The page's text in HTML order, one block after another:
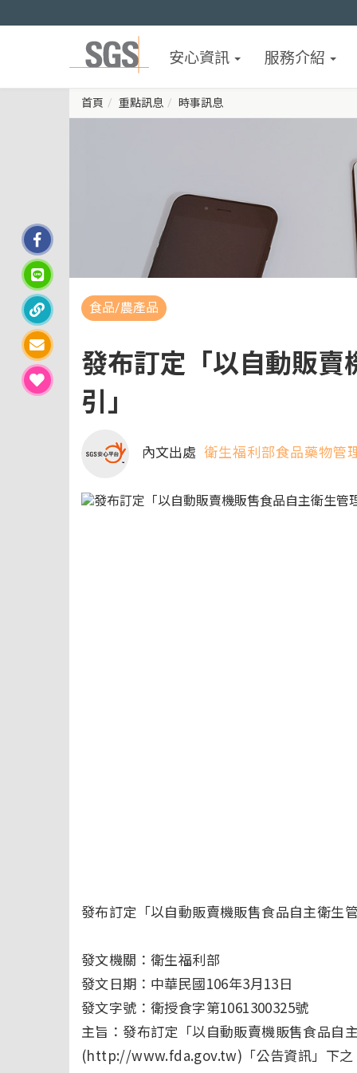
安心資訊 服務介紹
首頁 重點訊息 時事訊息
食品/農產品
發布訂定「以自動販賣
引」
內文出處 衛生福利部食品藥物管
發布訂定「以自動販賣機販售食品自主衛生
發文機關：衛生福利部
發文日期：中華民國106年3月13日
發文字號：衛授食字第1061300325號
主旨：發布訂定「以自動販賣機販售食品自
(http://www.fda.gov.tw)「公告資訊」下之